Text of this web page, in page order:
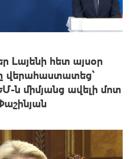
Լայենի հետ այսօր
վերահաստատեց՝
ն միմյանց ավելի մոտ